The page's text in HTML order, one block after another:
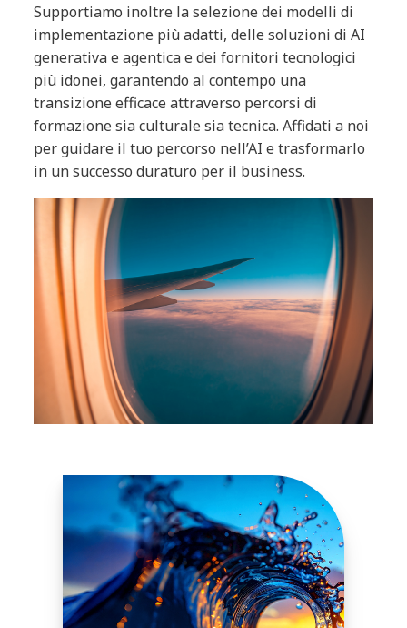
Supportiamo inoltre la selezione dei modelli di
implementazione più adatti, delle soluzioni di AI
generativa e agentica e dei fornitori tecnologici
più idonei, garantendo al contempo una
transizione efficace attraverso percorsi di
formazione sia culturale sia tecnica. Affidati a noi
per guidare il tuo percorso nell’AI e trasformarlo
in un successo duraturo per il business.